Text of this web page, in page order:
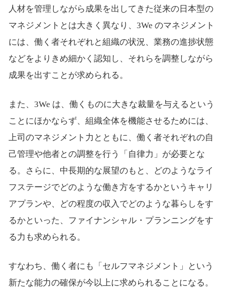
人材を管理しながら成果を出してきた従来の日本型の
マネジメントとは大きく異なり、3We のマネジメント
には、働く者それぞれと組織の状況、業務の進捗状態
などをよりきめ細かく認知し、それらを調整しながら
成果を出すことが求められる。
また、3We は、働くものに大きな裁量を与えるという
ことにほかならず、組織全体を機能させるためには、
上司のマネジメント力とともに、働く者それぞれの自
己管理や他者との調整を行う「自律力」が必要とな
る。さらに、中長期的な展望のもと、どのようなライ
フステージでどのような働き方をするかというキャリ
アプランや、どの程度の収入でどのような暮らしをす
るかといった、ファイナンシャル・プランニングをす
る力も求められる。
すなわち、働く者にも「セルフマネジメント」という
新たな能力の確保が今以上に求められることになる。